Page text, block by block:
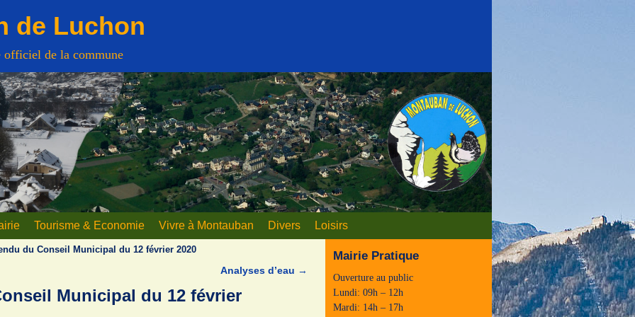
de Luchon
officiel de la commune
Tourisme & Economie Vivre à Montauban Divers Loisirs
du Conseil Municipal du 12 février 2020
Analyses d’eau →
Municipal du 12 février
Mairie Pratique
Ouverture au public
Lundi: 09h – 12h
Mardi: 14h – 17h